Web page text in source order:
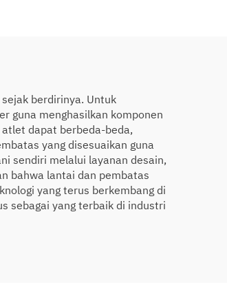
berdirinya. Untuk
guna menghasilkan komponen
dapat berbeda-beda,
yang disesuaikan guna
sendiri melalui layanan desain,
bahwa lantai dan pembatas
yang terus berkembang di
sebagai yang terbaik di industri